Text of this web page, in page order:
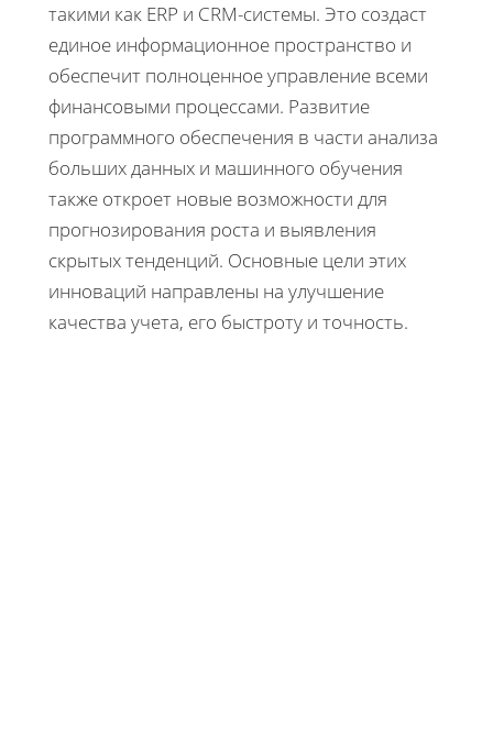
такими как ERP и CRM-системы. Это создаст
единое информационное пространство и
обеспечит полноценное управление всеми
финансовыми процессами. Развитие
программного обеспечения в части анализа
больших данных и машинного обучения
также откроет новые возможности для
прогнозирования роста и выявления
скрытых тенденций. Основные цели этих
инноваций направлены на улучшение
качества учета, его быстроту и точность.